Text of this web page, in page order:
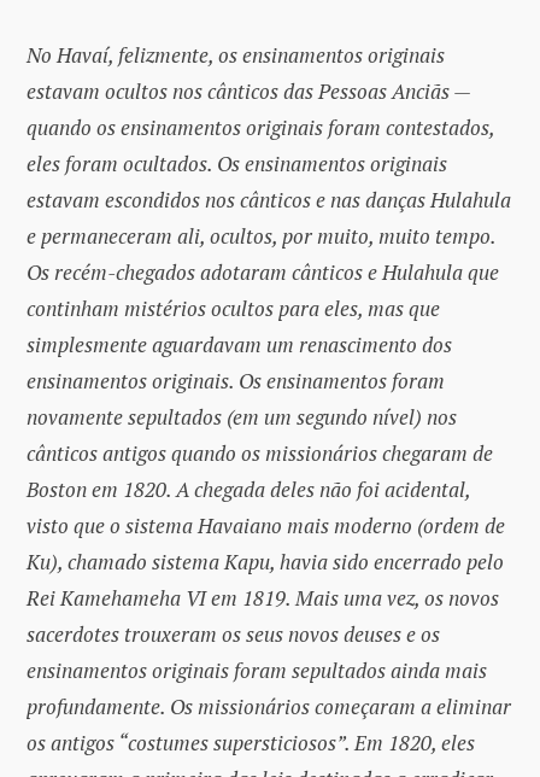
No Havaí, felizmente, os ensinamentos originais
estavam ocultos nos cânticos das Pessoas Anciãs —
quando os ensinamentos originais foram contestados,
eles foram ocultados. Os ensinamentos originais
estavam escondidos nos cânticos e nas danças Hulahula
e permaneceram ali, ocultos, por muito, muito tempo.
Os recém-chegados adotaram cânticos e Hulahula que
continham mistérios ocultos para eles, mas que
simplesmente aguardavam um renascimento dos
ensinamentos originais. Os ensinamentos foram
novamente sepultados (em um segundo nível) nos
cânticos antigos quando os missionários chegaram de
Boston em 1820. A chegada deles não foi acidental,
visto que o sistema Havaiano mais moderno (ordem de
Ku), chamado sistema Kapu, havia sido encerrado pelo
Rei Kamehameha VI em 1819. Mais uma vez, os novos
sacerdotes trouxeram os seus novos deuses e os
ensinamentos originais foram sepultados ainda mais
profundamente. Os missionários começaram a eliminar
os antigos “costumes supersticiosos”. Em 1820, eles